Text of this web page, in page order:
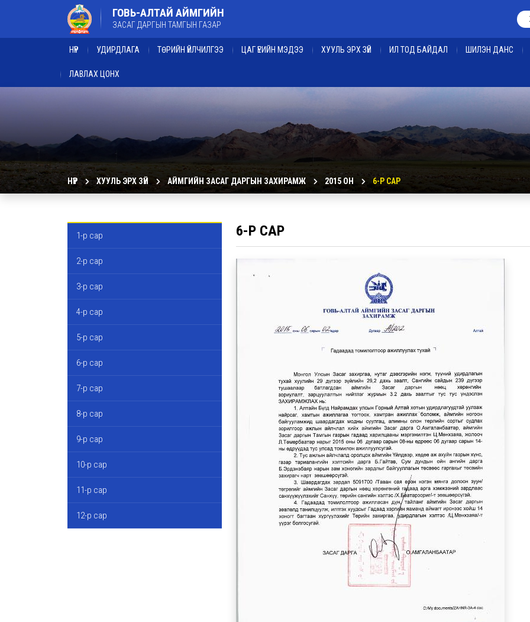
ГОВЬ-АЛТАЙ АЙМГИЙН
ЗАСАГ ДАРГЫН ТАМГЫН ГАЗАР
НҮҮР УДИРДЛАГА ТӨРИЙН ҮЙЛЧИЛГЭЭ ЦАГ ҮЕИЙН МЭДЭЭ ХУУЛЬ ЭРХ ЗҮЙ ИЛ ТОД БАЙДАЛ ШИЛЭН ДАНС
ЛАВЛАХ ЦОНХ
НҮҮР ХУУЛЬ ЭРХ ЗҮЙ АЙМГИЙН ЗАСАГ ДАРГЫН ЗАХИРАМЖ 2015 ОН 6-Р САР
1-р сар
2-р сар
3-р сар
4-р сар
5-р сар
6-р сар
7-р сар
8-р сар
9-р сар
10-р сар
11-р сар
12-р сар
6-Р САР